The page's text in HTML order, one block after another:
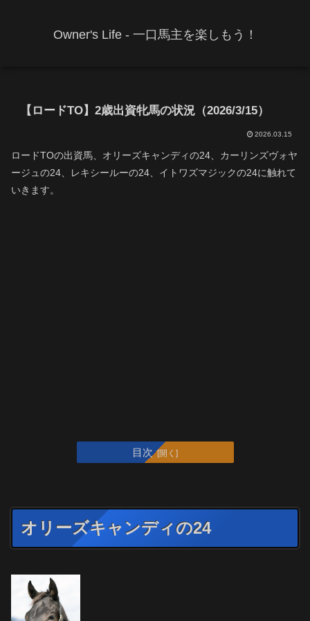
Owner's Life - 一口馬主を楽しもう！
【ロードTO】2歳出資牝馬の状況（2026/3/15）
2026.03.15
ロードTOの出資馬、オリーズキャンディの24、カーリンズヴォヤ
ージュの24、レキシールーの24、イトワズマジックの24に触れて
いきます。
目次
オリーズキャンディの24